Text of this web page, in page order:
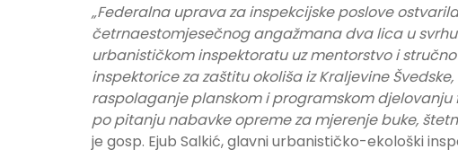
„Federalna uprava za inspekcijske poslove
četrnaestomjesečnog angažmana dva lica u
urbanističkom inspektoratu uz mentorstvo i
inspektorice za zaštitu okoliša iz Kraljevine
raspolaganje planskom i programskom
po pitanju nabavke opreme za mjerenje buke,
je gosp. Ejub Salkić, glavni urbanističko-ekološki